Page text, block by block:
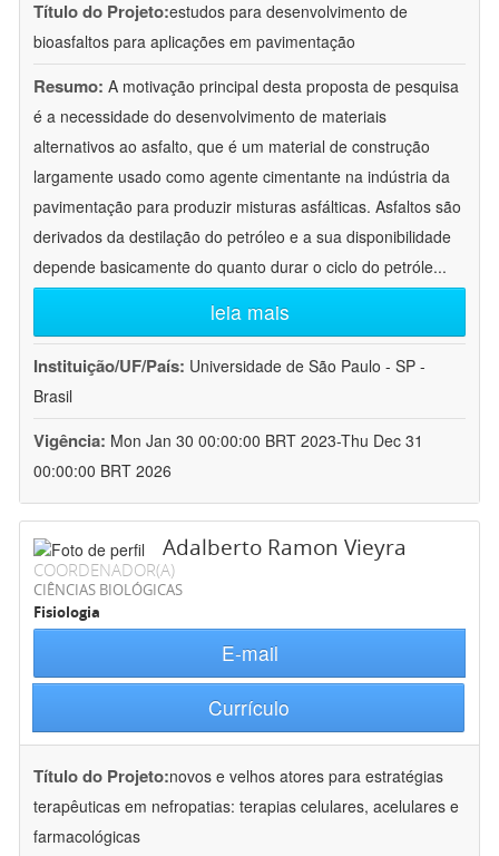
Título do Projeto:estudos para desenvolvimento de
bioasfaltos para aplicações em pavimentação
Resumo: A motivação principal desta proposta de pesquisa
é a necessidade do desenvolvimento de materiais
alternativos ao asfalto, que é um material de construção
largamente usado como agente cimentante na indústria da
pavimentação para produzir misturas asfálticas. Asfaltos são
derivados da destilação do petróleo e a sua disponibilidade
depende basicamente do quanto durar o ciclo do petróle...
leia mais
Instituição/UF/País: Universidade de São Paulo - SP -
Brasil
Vigência: Mon Jan 30 00:00:00 BRT 2023-Thu Dec 31
00:00:00 BRT 2026
Adalberto Ramon Vieyra
COORDENADOR(A)
CIÊNCIAS BIOLÓGICAS
Fisiologia
E-mail
Currículo
Título do Projeto:novos e velhos atores para estratégias
terapêuticas em nefropatias: terapias celulares, acelulares e
farmacológicas